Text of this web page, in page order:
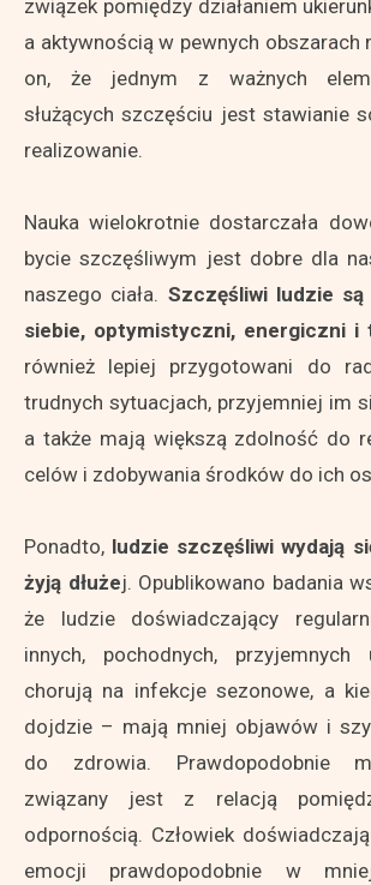
związek pomiędzy działaniem
a aktywnością w pewnych obszarach
on, że jednym z ważnych
służących szczęściu jest stawianie
realizowanie.
Nauka wielokrotnie dostarczała
bycie szczęśliwym jest dobre dla
naszego ciała. Szczęśliwi ludzie
siebie, optymistyczni, energiczni i
również lepiej przygotowani do
trudnych sytuacjach, przyjemniej im
a także mają większą zdolność do
celów i zdobywania środków do ich
Ponadto, ludzie szczęśliwi wydają
żyją dłużej. Opublikowano badania
że ludzie doświadczający
innych, pochodnych, przyjemnych
chorują na infekcje sezonowe, a
dojdzie – mają mniej objawów i
do zdrowia. Prawdopodobnie
związany jest z relacją
odpornością. Człowiek
emocji prawdopodobnie w